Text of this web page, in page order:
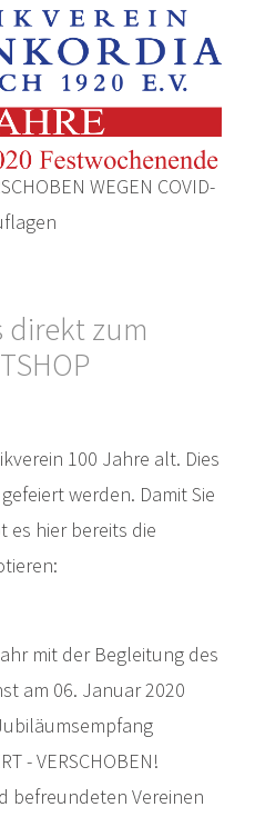
WEGEN COVID-
direkt zum
100 Jahre alt. Dies
werden. Damit Sie
es hier bereits die
mit der Begleitung des
am 06. Januar 2020
- VERSCHOBEN!
befreundeten Vereinen